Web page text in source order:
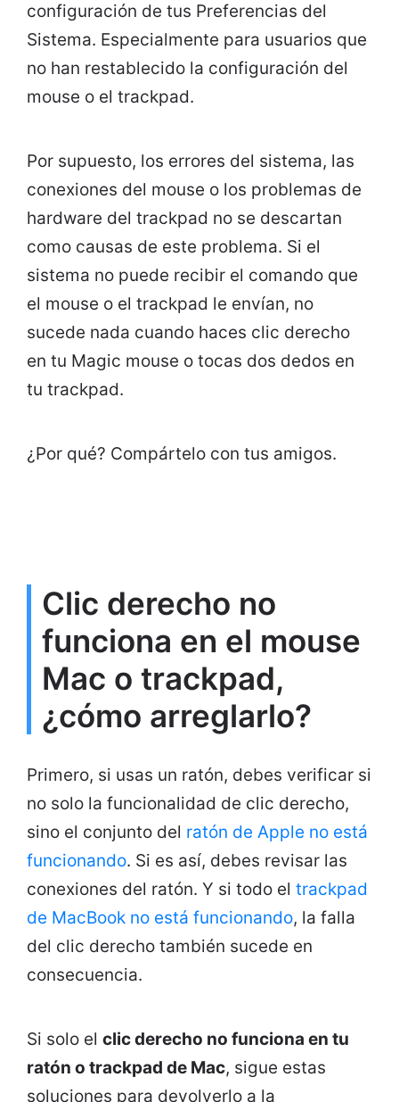
configuración de tus Preferencias del
Sistema. Especialmente para usuarios que
no han restablecido la configuración del
mouse o el trackpad.
Por supuesto, los errores del sistema, las
conexiones del mouse o los problemas de
hardware del trackpad no se descartan
como causas de este problema. Si el
sistema no puede recibir el comando que
el mouse o el trackpad le envían, no
sucede nada cuando haces clic derecho
en tu Magic mouse o tocas dos dedos en
tu trackpad.
¿Por qué? Compártelo con tus amigos.
Clic derecho no
funciona en el mouse
Mac o trackpad,
¿cómo arreglarlo?
Primero, si usas un ratón, debes verificar si
no solo la funcionalidad de clic derecho,
sino el conjunto del ratón de Apple no está
funcionando. Si es así, debes revisar las
conexiones del ratón. Y si todo el trackpad
de MacBook no está funcionando, la falla
del clic derecho también sucede en
consecuencia.
Si solo el clic derecho no funciona en tu
ratón o trackpad de Mac, sigue estas
soluciones para devolverlo a la